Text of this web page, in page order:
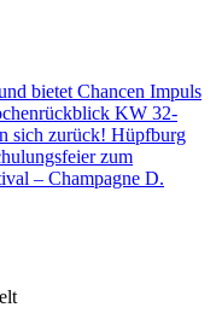
bietet Chancen Impuls
KW 32-
sich zurück! Hüpfburg
zum
– Champagne D.